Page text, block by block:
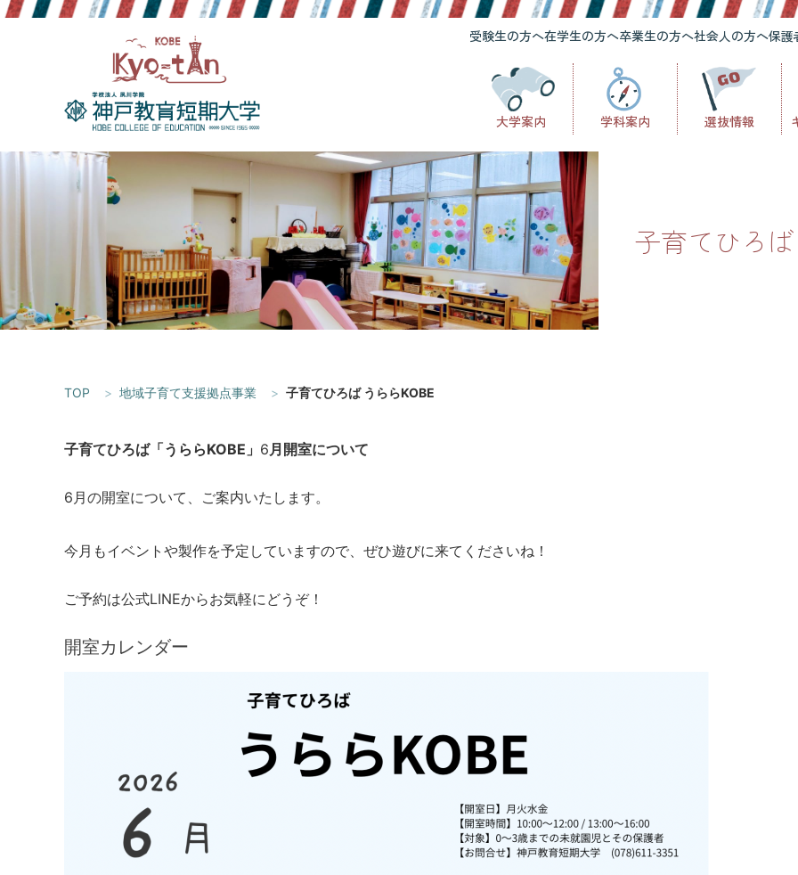
Skip
to
受験生の方へ在学生の方へ卒業生の方へ社会人の方へ保護
大学案内 学科案内 選抜情報
子育てひろ
TOP 地域子育て支援拠点事業 子育てひろば うららKOBE
子育てひろば「うららKOBE」 6月開室について
6月の開室について、ご案内いたします。
今月もイベントや製作を予定していますので、ぜひ遊びに来てくださいね！
ご予約は公式LINEからお気軽にどうぞ！
開室カレンダー